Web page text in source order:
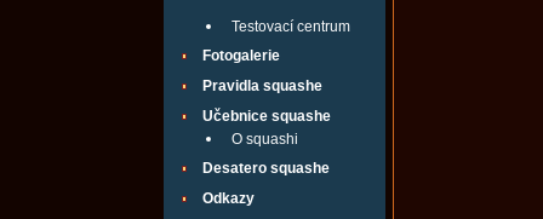
Testovací centrum
Fotogalerie
Pravidla squashe
Učebnice squashe
O squashi
Desatero squashe
Odkazy